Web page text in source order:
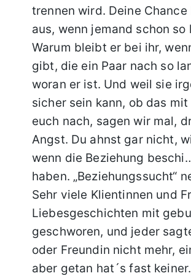
trennen wird. Deine
aus, wenn jemand schon
Warum bleibt er bei ihr,
gibt, die ein Paar nach so
woran er ist. Und weil sie
sicher sein kann, ob das
euch nach, sagen wir mal,
Angst. Du ahnst gar nicht,
wenn die Beziehung
haben. „Beziehungssucht“
Sehr viele Klientinnen und
Liebesgeschichten mit
geschworen, und jeder
oder Freundin nicht mehr,
aber getan hat´s fast keiner.